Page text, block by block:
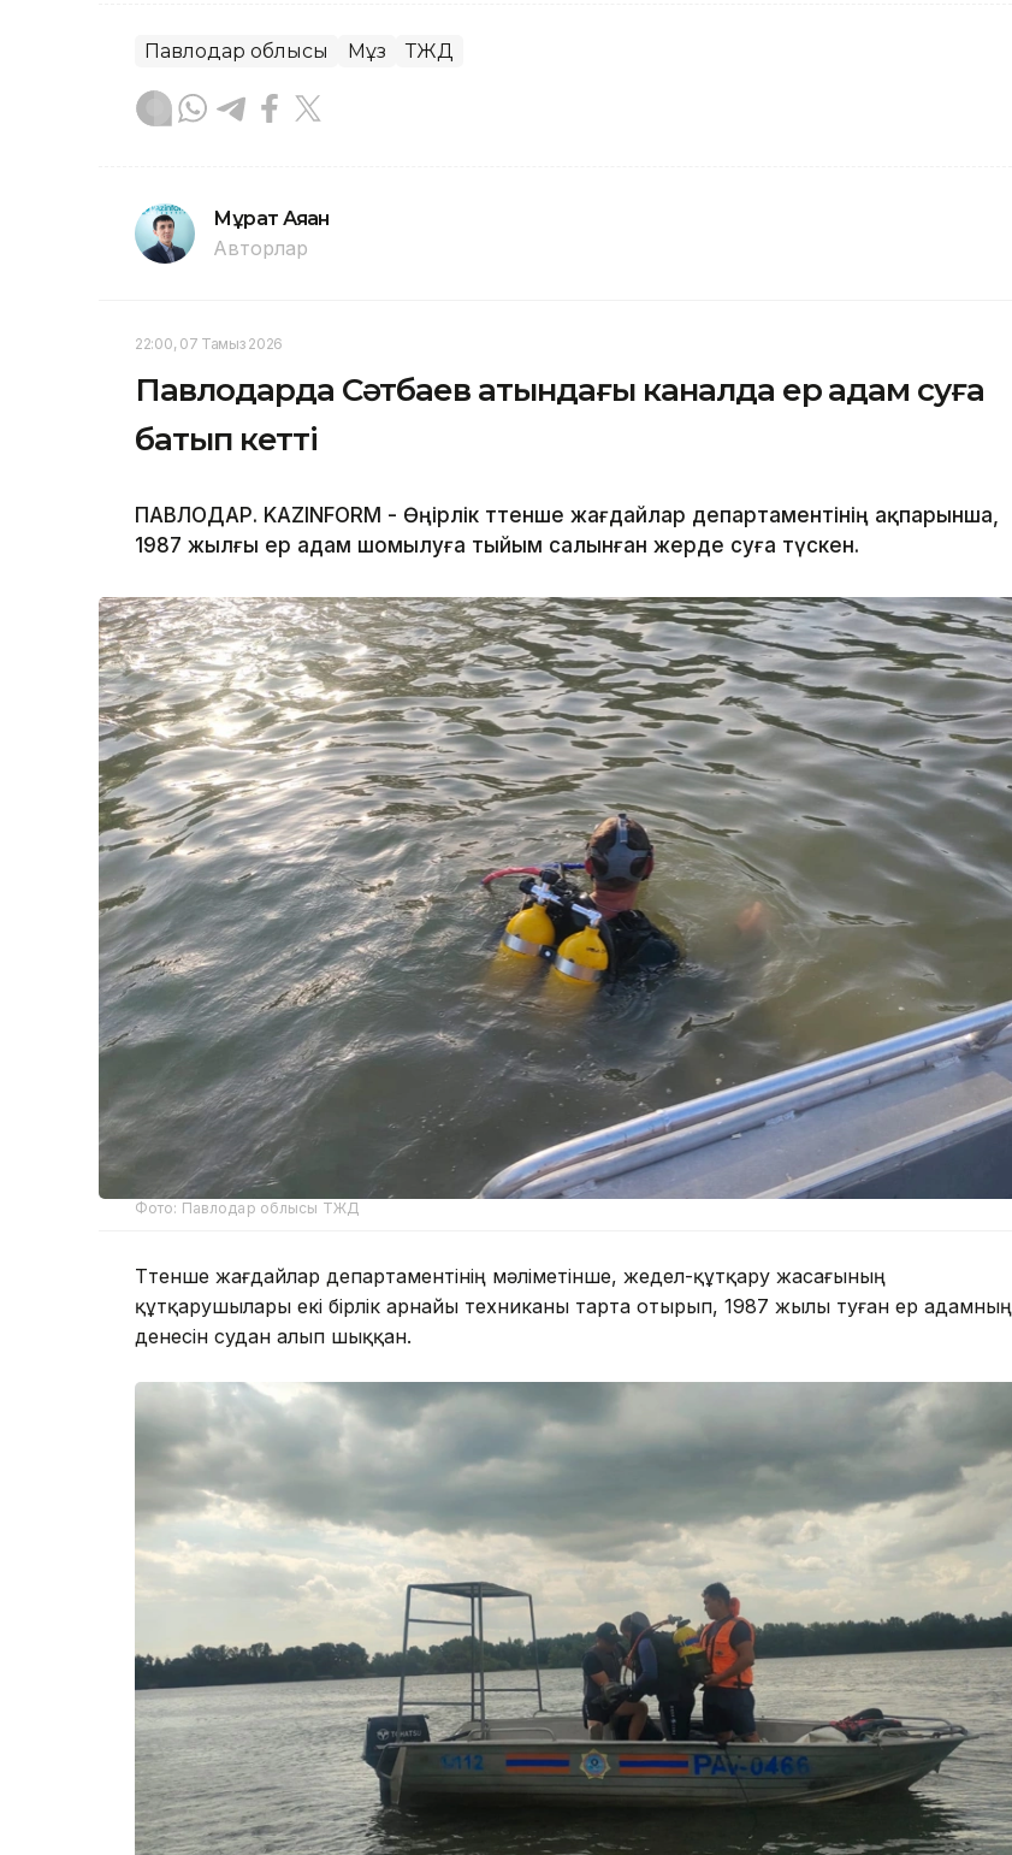
Павлодар облысы Мұз ТЖД
Мұрат Аяған
Авторлар
22:00, 07 Тамыз 2026
Павлодарда Сәтбаев атындағы каналда ер адам суға
батып кетті
ПАВЛОДАР. KAZINFORM - Өңірлік төтенше жағдайлар департаментінің ақпарынша,
1987 жылғы ер адам шомылуға тыйым салынған жерде суға түскен.
Фото: Павлодар облысы ТЖД
Төтенше жағдайлар департаментінің мәліметінше, жедел-құтқару жасағының
құтқарушылары екі бірлік арнайы техниканы тарта отырып, 1987 жылы туған ер адамның
денесін судан алып шыққан.